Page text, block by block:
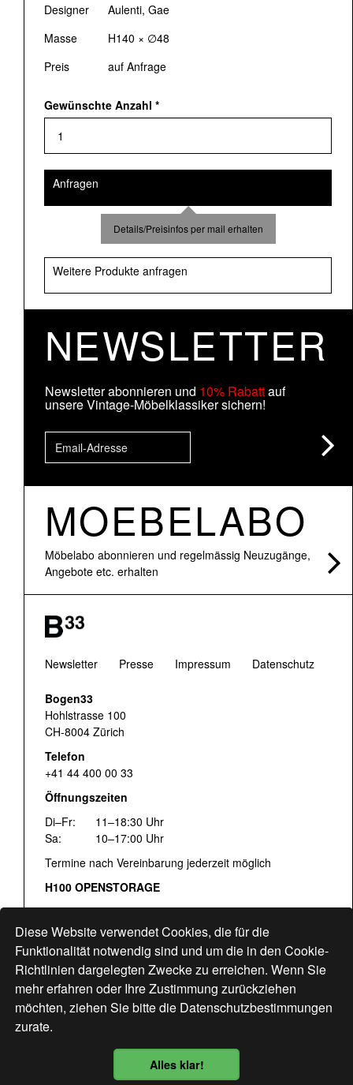
Datenschutzbestimmung
Diese Website verwendet Cookies, die für die
Funktionalität notwendig sind und um die in den Cookie-
Richtlinien dargelegten Zwecke zu erreichen. Wenn Sie
mehr erfahren oder Ihre Zustimmung zurückziehen
möchten, ziehen Sie bitte die Datenschutzbestimmungen
zurate.
Alles klar!
Designer
Aulenti, Gae
Masse
H140 × ∅48
Preis
auf Anfrage
Gewünschte Anzahl *
Anfragen
Details/Preisinfos per mail erhalten
Weitere Produkte anfragen
NEWSLETTER
Newsletter abonnieren und 10% Rabattauf
unsere Vintage-Möbelklassiker sichern!
MOEBELABO
Möbelabo abonnieren und regelmässig Neuzugänge,
Angebote etc. erhalten
Newsletter Presse Impressum Datenschutz
Bogen33
Hohlstrasse 100
CH-8004 Zürich
Telefon
+41 44 400 00 33
Öffnungszeiten
Di–Fr:
11–18:30 Uhr
Sa:
10–17:00 Uhr
Termine nach Vereinbarung jederzeit möglich
H100 OPENSTORAGE
Fr:
16:00–18:30 Uhr
Sa: 12:00–17:00 Uhr
Hohlstrasse 122
www.bogen33.ch